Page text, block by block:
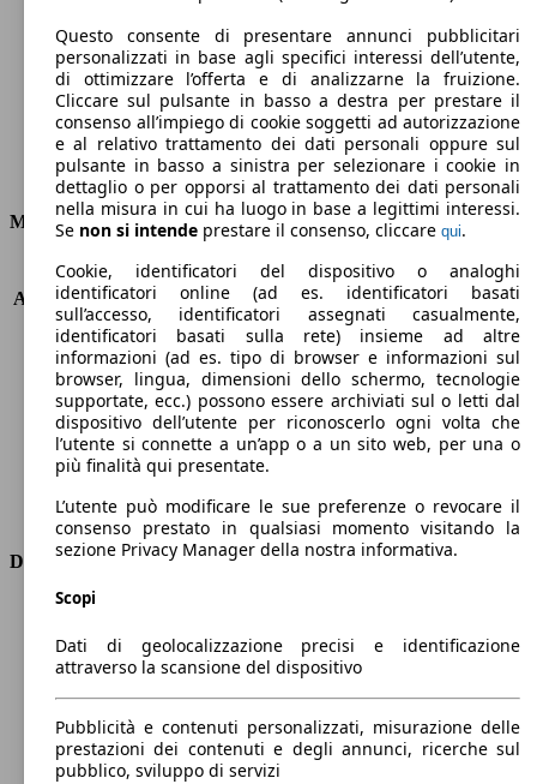
Velocità massima
Elettrica/Benzina
Carburante
Motore e Prestazioni
KW (PS)
330 kW (449 PS)
Accelerazione (0-100 km/h)
4.7s
Velocità massima (km/h)
250 km/h
Numero di marce
9
Coppia
560 nm
Cilindrata
2999 ccm
Carburante
Elettrica/Benzina
Cilindri
6
Trasmissione
Tipo di trazione
Integrale
Dimensioni
Altezza
1720 mm
Larghezza
2000 mm
Peso massimo
3250 kg
Carico massimo
-
Porte
5
Questo consente di presentare annunci pubblicitari
personalizzati in base agli specifici interessi dell’utente,
di ottimizzare l’offerta e di analizzarne la fruizione.
Cliccare sul pulsante in basso a destra per prestare il
consenso all’impiego di cookie soggetti ad autorizzazione
e al relativo trattamento dei dati personali oppure sul
pulsante in basso a sinistra per selezionare i cookie in
dettaglio o per opporsi al trattamento dei dati personali
nella misura in cui ha luogo in base a legittimi interessi.
Se non si intende prestare il consenso, cliccare qui.
Cookie, identificatori del dispositivo o analoghi
identificatori online (ad es. identificatori basati
sull’accesso, identificatori assegnati casualmente,
identificatori basati sulla rete) insieme ad altre
informazioni (ad es. tipo di browser e informazioni sul
browser, lingua, dimensioni dello schermo, tecnologie
supportate, ecc.) possono essere archiviati sul o letti dal
dispositivo dell’utente per riconoscerlo ogni volta che
l’utente si connette a un’app o a un sito web, per una o
più finalità qui presentate.
L’utente può modificare le sue preferenze o revocare il
consenso prestato in qualsiasi momento visitando la
sezione Privacy Manager della nostra informativa.
Scopi
Dati di geolocalizzazione precisi e identificazione
attraverso la scansione del dispositivo
Pubblicità e contenuti personalizzati, misurazione delle
prestazioni dei contenuti e degli annunci, ricerche sul
pubblico, sviluppo di servizi